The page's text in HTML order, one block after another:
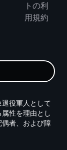
トの利
用規約
役軍人として
性を理由とし
者、および障